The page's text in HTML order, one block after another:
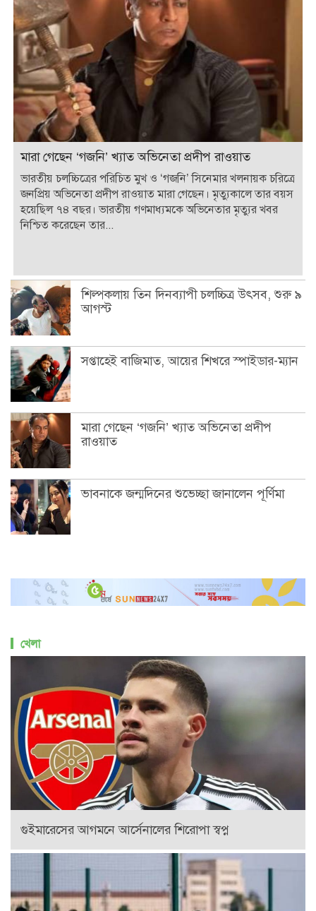
মারা গেছেন ‘গজনি’ খ্যাত অভিনেতা প্রদীপ রাওয়াত
ভারতীয় চলচ্চিত্রের পরিচিত মুখ ও ‘গজনি’ সিনেমার খলনায়ক চরিত্রে
জনপ্রিয় অভিনেতা প্রদীপ রাওয়াত মারা গেছেন। মৃত্যুকালে তার বয়স
হয়েছিল ৭৪ বছর। ভারতীয় গণমাধ্যমকে অভিনেতার মৃত্যুর খবর
নিশ্চিত করেছেন তার...
শিল্পকলায় তিন দিনব্যাপী চলচ্চিত্র উৎসব, শুরু ৯
আগস্ট
সপ্তাহেই বাজিমাত, আয়ের শিখরে স্পাইডার-ম্যান
মারা গেছেন ‘গজনি’ খ্যাত অভিনেতা প্রদীপ
রাওয়াত
ভাবনাকে জন্মদিনের শুভেচ্ছা জানালেন পূর্ণিমা
খেলা
গুইমারেসের আগমনে আর্সেনালের শিরোপা স্বপ্ন